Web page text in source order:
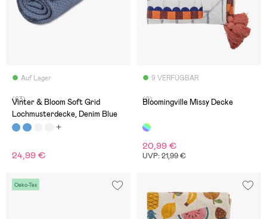
Auf Lager
(63)
Vinter & Bloom Soft Grid
Lochmusterdecke, Denim Blue
24,99 €
9 VERFÜGBAR
(0)
Bloomingville Missy Decke
20,99 €
UVP: 21,99 €
Oeko-Tex